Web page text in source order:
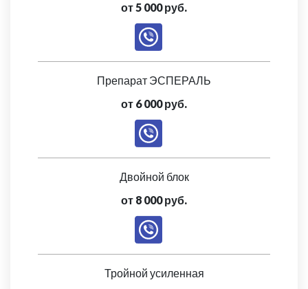
от 5 000 руб.
Препарат ЭСПЕРАЛЬ
от 6 000 руб.
Двойной блок
от 8 000 руб.
Тройной усиленная